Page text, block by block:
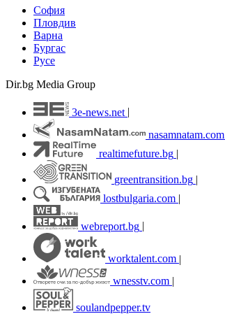
София
Пловдив
Варна
Бургас
Русе
Dir.bg Media Group
3e-news.net
nasamnatam.com
realtimefuture.bg |
greentransition.bg |
lostbulgaria.com |
webreport.bg
worktalent.com |
wnesstv.com |
soulandpepper.tv